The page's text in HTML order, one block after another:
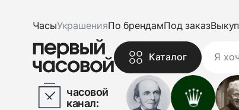
ЧасыУкрашенияПо брендамПод заказВыкуп
Каталог
часовой
канал: